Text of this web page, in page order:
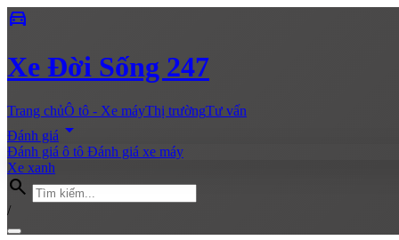
directions_car
Xe Đời Sống 247
Trang chủÔ tô - Xe máyThị trườngTư vấn
Đánh giá arrow_drop_down
Đánh giá ô tô Đánh giá xe máy
Xe xanh
search
/